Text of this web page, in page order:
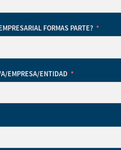
FORMAS PARTE?
EMPRESA/ENTIDAD